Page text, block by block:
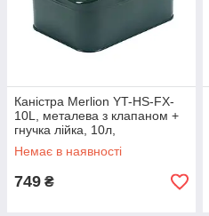
Каністра Merlion YT-HS-FX-
10L, металева з клапаном +
гнучка лійка, 10л,
355х255х200мм, Green
Немає в наявності
749 ₴